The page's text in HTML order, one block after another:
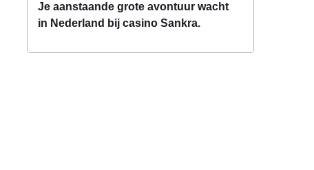
Je aanstaande grote avontuur wacht
in Nederland bij casino Sankra.